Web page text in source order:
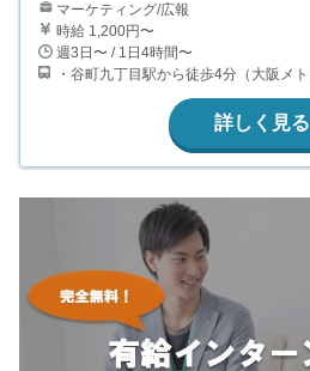
マーケティング/広報
時給 1,200円〜
週3日〜 / 1日4時間〜
詳しく見る